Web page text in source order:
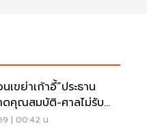
เขย่าเก้าอี้“ประธาน
ดคุณสมบัติ-ศาลไม่รับคำ
| 00:42 น.